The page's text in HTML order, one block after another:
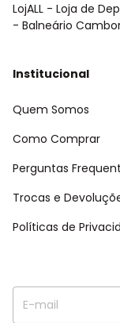
LojALL - Loja de
- Balneário
Institucional
Quem Somos
Como Comprar
Perguntas
Trocas e
Políticas de